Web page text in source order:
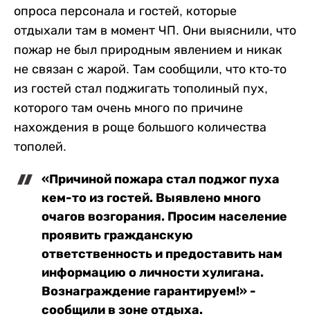
опроса персонала и гостей, которые
отдыхали там в момент ЧП. Они выяснили, что
пожар не был природным явлением и никак
не связан с жарой. Там сообщили, что кто-то
из гостей стал поджигать тополиный пух,
которого там очень много по причине
нахождения в роще большого количества
тополей.
«Причиной пожара стал поджог пуха
кем-то из гостей. Выявлено много
очагов возгорания. Просим население
проявить гражданскую
ответственность и предоставить нам
информацию о личности хулигана.
Вознаграждение гарантируем!» -
сообщили в зоне отдыха.